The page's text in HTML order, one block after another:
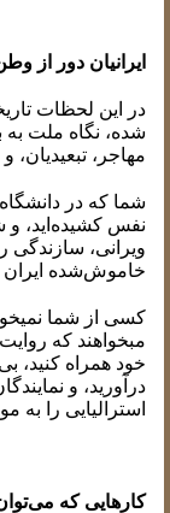
ایرانیان دور از
در این لحظات
شده، نگاه ملت به
مهاجر،
شما که در
نفس کشیده‌اید، و
ویرانی، سازندگی
خاموش‌شده ایران
کسی از شما
مبخواهند که
خود همراه کنید،
درآورید، و
استرالیایی را
کارهایی که